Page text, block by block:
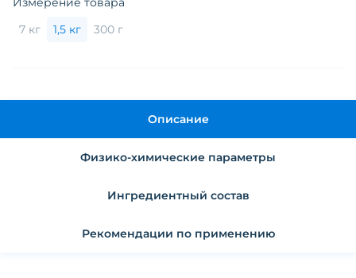
7 кг
1,5 кг 300 г
Описание
Физико-химические параметры
Ингредиентный состав
Рекомендации по применению